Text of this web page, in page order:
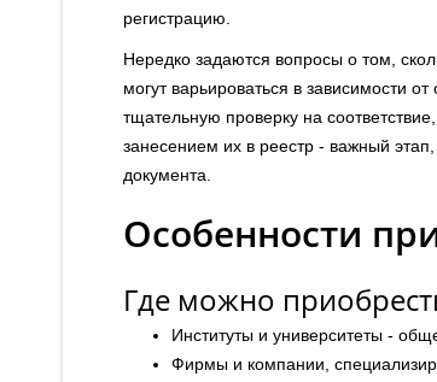
регистрацию.
Нередко задаются вопросы о том,
могут варьироваться в зависимости
тщательную проверку на
занесением их в реестр - важный
документа.
Особенности
Где можно
Институты и университеты -
Фирмы и компании,